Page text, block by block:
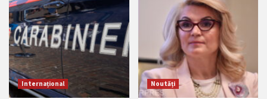
Internațional Noutăți